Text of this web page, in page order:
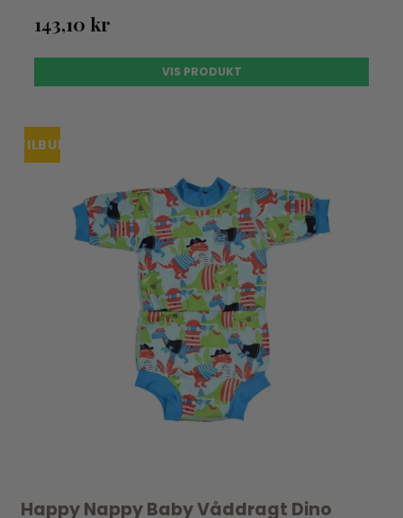
143,10 kr
VIS PRODUKT
TILBUD
Happy Nappy Baby Våddragt Dino